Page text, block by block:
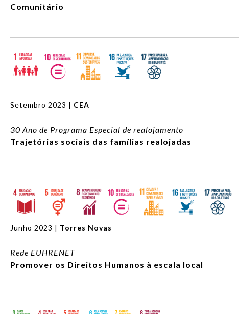
Comunitário
Setembro 2023 | CEA
30 Ano de Programa Especial de realojamento
Trajetórias sociais das famílias realojadas
Junho 2023 | Torres Novas
Rede EUHRENET
Promover os Direitos Humanos à escala local